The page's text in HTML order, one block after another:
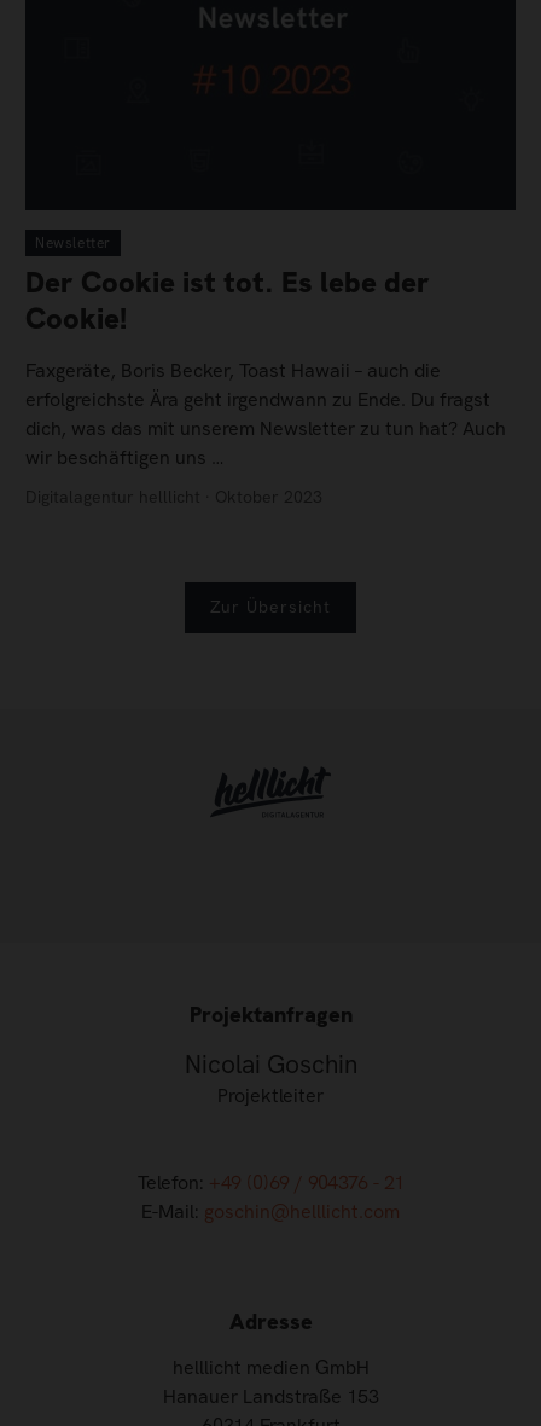
Newsletter
Der Cookie ist tot. Es lebe der
Cookie!
Faxgeräte, Boris Becker, Toast Hawaii – auch die
erfolgreichste Ära geht irgendwann zu Ende. Du fragst
dich, was das mit unserem Newsletter zu tun hat? Auch
wir beschäftigen uns …
Zur Übersicht
Projektanfragen
Nicolai Goschin
Projektleiter
Telefon: +49 (0)69 / 904376 - 21
E-Mail: goschin@helllicht.com
Adresse
helllicht medien GmbH
Hanauer Landstraße 153